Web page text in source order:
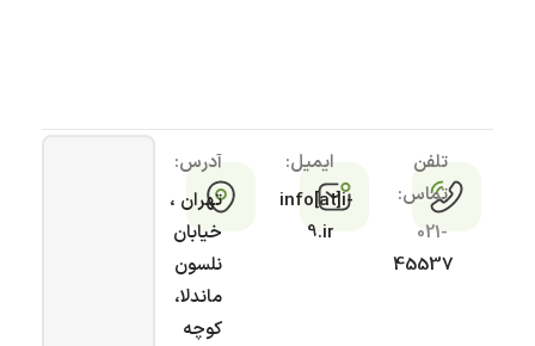
تلفن
تماس:
021-
45537
ایمیل:
info[at]i-
9.ir
آدرس:
تهران ،
خیابان
نلسون
ماندلا،
کوچه